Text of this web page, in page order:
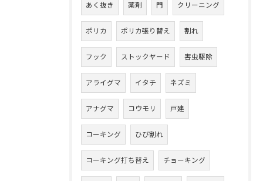
あく抜き 薬剤 門 クリーニング
ポリカ ポリカ張り替え 割れ
フック ストックヤード 害虫駆除
アライグマ イタチ ネズミ
アナグマ コウモリ 戸建
コーキング ひび割れ
コーキング打ち替え チョーキング